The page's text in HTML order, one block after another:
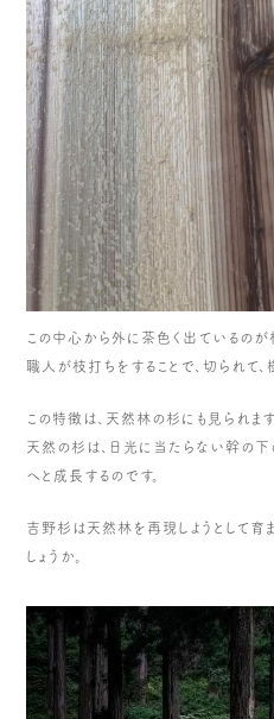
この中心から外に茶色く出ているのが
職人が枝打ちをすることで、切られて、
この特徴は、天然林の杉にも見られます
天然の杉は、日光に当たらない幹の下
へと成長するのです。
吉野杉は天然林を再現しようとして育
しょうか。